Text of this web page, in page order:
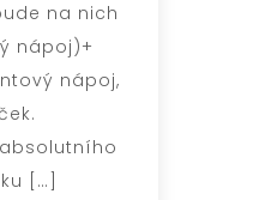
na nich
nápoj)+
nápoj,
[…]